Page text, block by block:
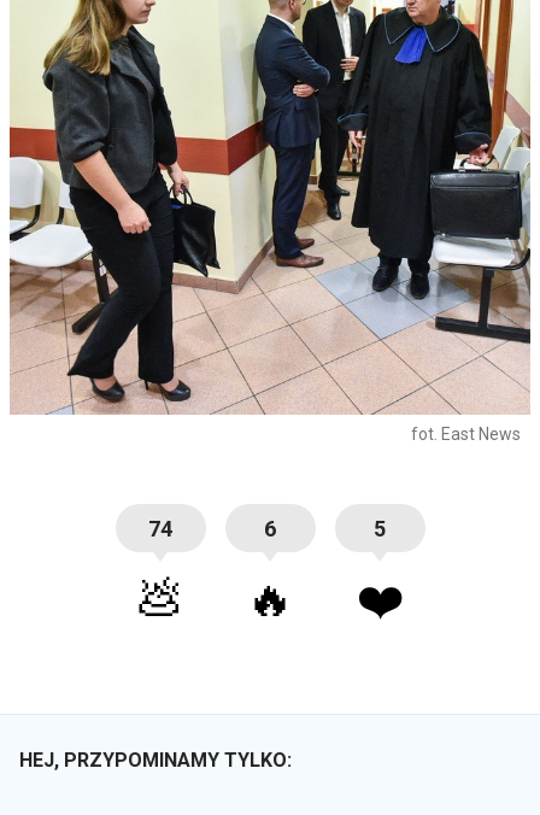
fot. East News
74
💩
6
🔥
5
❤️
HEJ, PRZYPOMINAMY TYLKO: